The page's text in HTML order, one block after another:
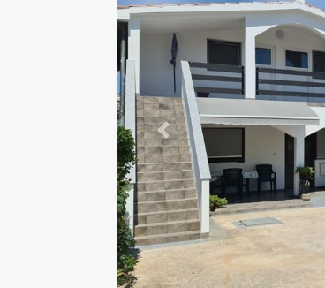
Previous